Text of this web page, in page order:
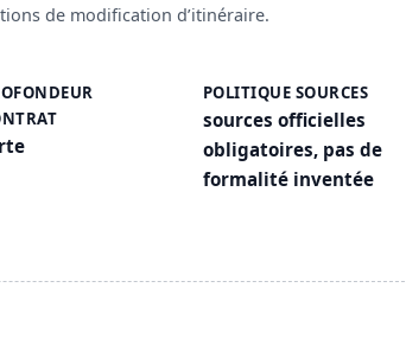
de modification d’itinéraire.
POLITIQUE SOURCES
sources officielles
obligatoires, pas de
formalité inventée